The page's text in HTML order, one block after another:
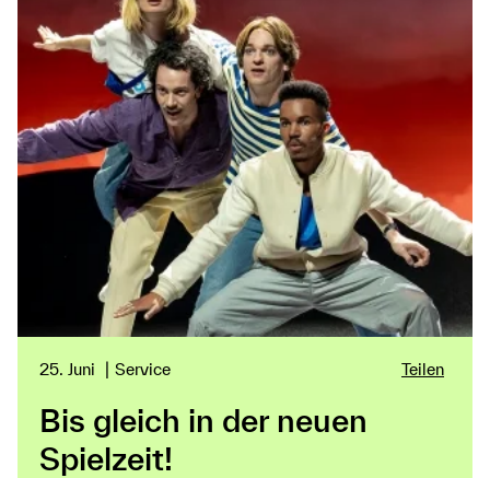
25. Juni Service Teilen
Bis gleich in der neuen
Spielzeit!